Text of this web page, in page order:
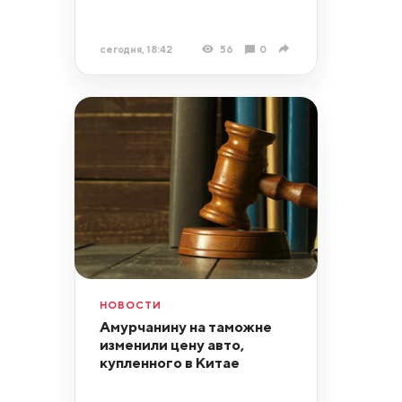
сегодня, 18:42 56 0
НОВОСТИ
Амурчанину на таможне
изменили цену авто,
купленного в Китае